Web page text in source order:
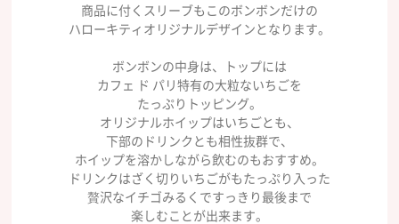
商品に付くスリーブもこのボンボンだけの
ハローキティオリジナルデザインとなります。
ボンボンの中身は、トップには
カフェ ド パリ特有の大粒ないちごを
たっぷりトッピング。
オリジナルホイップはいちごとも、
下部のドリンクとも相性抜群で、
ホイップを溶かしながら飲むのもおすすめ。
ドリンクはざく切りいちごがもたっぷり入った
贅沢なイチゴみるくですっきり最後まで
楽しむことが出来ます。